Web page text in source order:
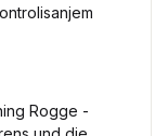
Rogge -